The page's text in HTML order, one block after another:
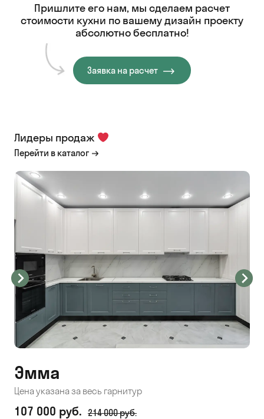
Пришлите его нам, мы сделаем расчет
стоимости кухни по вашему дизайн проекту
абсолютно бесплатно!
Заявка на расчет
Лидеры продаж
Перейти в каталог
Эмма
Цена указана за весь гарнитур
107 000 руб. 214 000 руб.